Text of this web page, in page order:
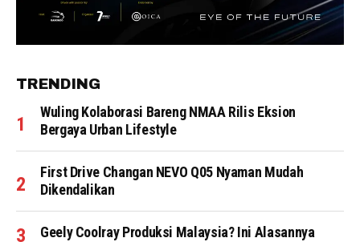
TRENDING
Wuling Kolaborasi Bareng NMAA Rilis Eksion
Bergaya Urban Lifestyle
First Drive Changan NEVO Q05 Nyaman Mudah
Dikendalikan
Geely Coolray Produksi Malaysia? Ini Alasannya